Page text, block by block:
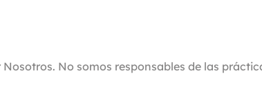
No somos responsables de las